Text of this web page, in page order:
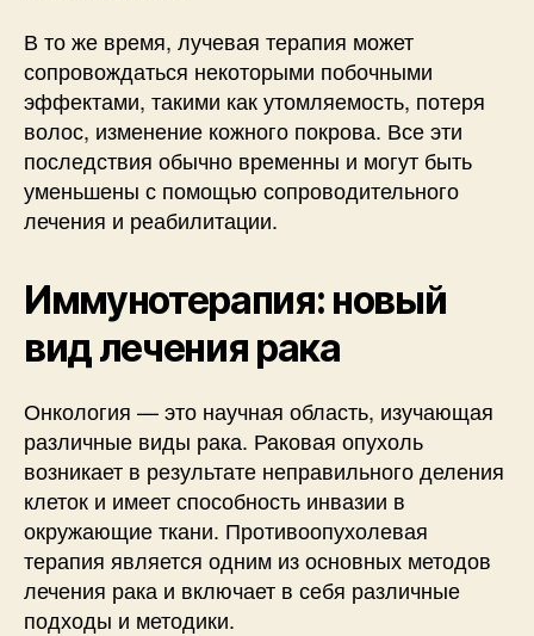
В то же время, лучевая терапия может
сопровождаться некоторыми побочными
эффектами, такими как утомляемость, потеря
волос, изменение кожного покрова. Все эти
последствия обычно временны и могут быть
уменьшены с помощью сопроводительного
лечения и реабилитации.
Иммунотерапия: новый
вид лечения рака
Онкология — это научная область, изучающая
различные виды рака. Раковая опухоль
возникает в результате неправильного деления
клеток и имеет способность инвазии в
окружающие ткани. Противоопухолевая
терапия является одним из основных методов
лечения рака и включает в себя различные
подходы и методики.